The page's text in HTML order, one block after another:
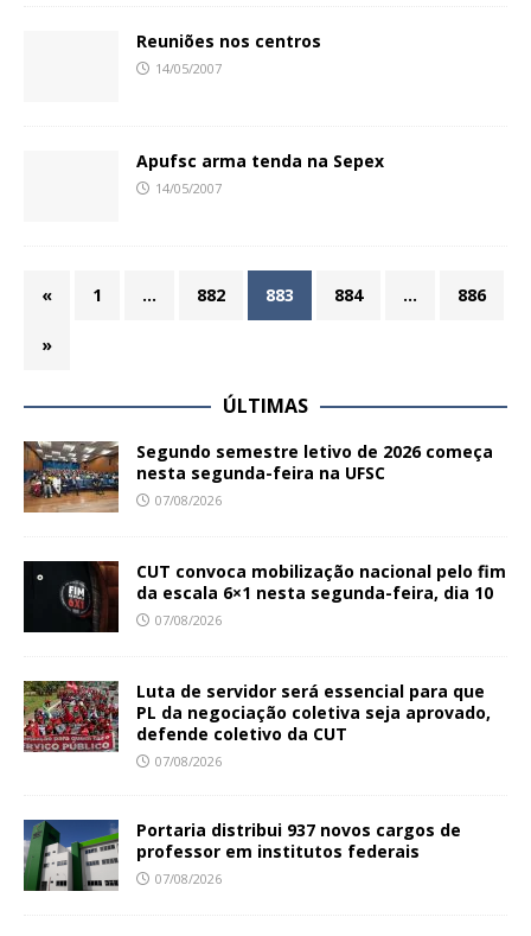
Reuniões nos centros
14/05/2007
Apufsc arma tenda na Sepex
14/05/2007
« 1 … 882 883 884 … 886
»
ÚLTIMAS
Segundo semestre letivo de 2026 começa
nesta segunda-feira na UFSC
07/08/2026
CUT convoca mobilização nacional pelo fim
da escala 6×1 nesta segunda-feira, dia 10
07/08/2026
Luta de servidor será essencial para que
PL da negociação coletiva seja aprovado,
defende coletivo da CUT
07/08/2026
Portaria distribui 937 novos cargos de
professor em institutos federais
07/08/2026